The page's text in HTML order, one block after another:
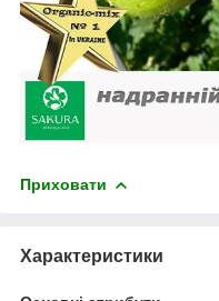
Приховати
Характеристики